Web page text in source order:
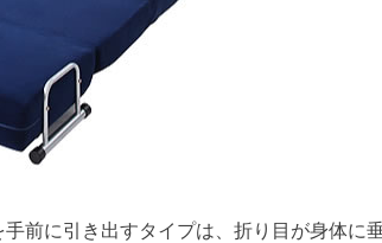
前に引き出すタイプは、折り目が身体に